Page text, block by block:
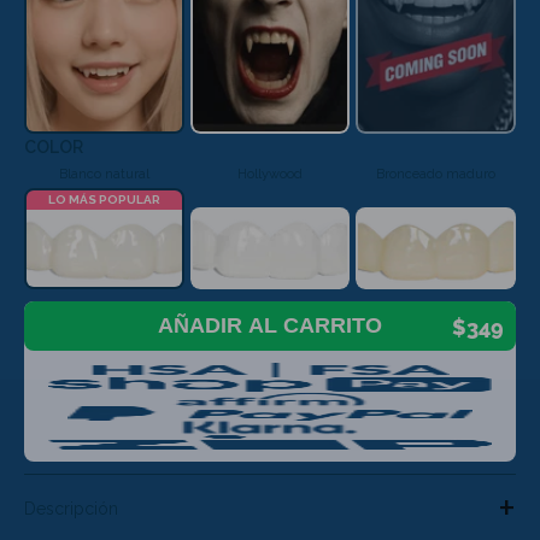
🆕Pop On Lip Balm™
Tiras blanqueadoras
Ultra Clean Bundle™
(Paquete ultralimpio)
COLOR
Blanco natural
LO MÁS POPULAR
Hollywood Bronceado maduro
AÑADIR AL CARRITO $349
Descripción +